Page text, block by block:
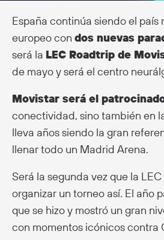
España continúa siendo el
europeo con dos nuevas
será la LEC Roadtrip de
de mayo y será el centro
Movistar será el
conectividad, sino también en
lleva años siendo la gran
llenar todo un Madrid Arena.
Será la segunda vez que la
organizar un torneo así. El año
que se hizo y mostró un gran
con momentos icónicos contra